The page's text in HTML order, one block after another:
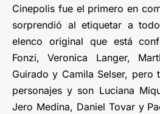
Cinepolis fue el primero en
sorprendió al etiquetar a
elenco original que está
Fonzi, Veronica Langer,
Guirado y Camila Selser, pero
personajes y son Luciana
Jero Medina, Daniel Tovar y